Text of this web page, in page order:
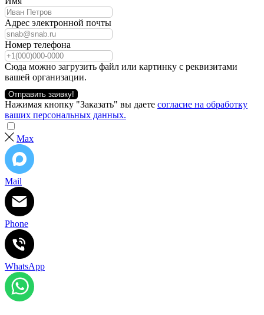
Адрес электронной почты
Номер телефона
Сюда можно загрузить файл или картинку с реквизитами
вашей организации.
Отправить заявку!
Нажимая кнопку "Заказать" вы даете согласие на обработку
ваших персональных данных.
Max
Mail
Phone
WhatsApp